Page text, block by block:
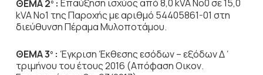
ΘΕΜΑ 2 : Επαύξηση ισχύος από 8,0 kVA No0 σε 15,0
kVA Νο1 της Παροχής με αριθμό 54405861-01 στη
διεύθυνση Πέραμα Μυλοποτάμου.
ΘΕΜΑ 3ο: Έγκριση Έκθεσης εσόδων – εξόδων Δ΄
τριμήνου του έτους 2016 (Απόφαση Οικον.